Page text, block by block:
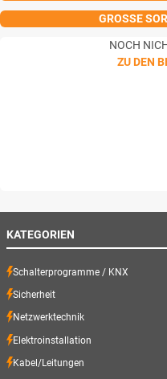
GROSSE
NOCH
ZU DEN
KATEGORIEN
Schalterprogramme / KNX
Sicherheit
Netzwerktechnik
Elektroinstallation
Kabel/Leitungen